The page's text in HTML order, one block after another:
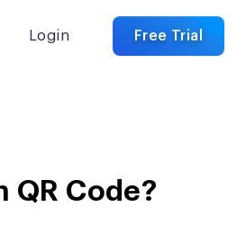
Login Free Trial
QR Code?